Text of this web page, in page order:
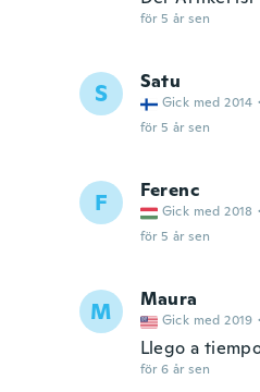
för 5 år sen
S Satu
Gick med 2014 ·
för 5 år sen
F Ferenc
Gick med 2018 ·
för 5 år sen
M Maura
Gick med 2019 ·
Llego a
för 6 år sen